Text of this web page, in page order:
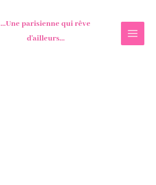
...Une parisienne qui rêve
d'ailleurs...